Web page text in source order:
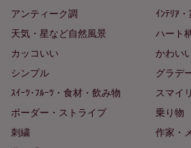
アンティーク調
ｲﾝﾃﾘｱ
天気・星など自然風景
ハート
カッコいい
かわい
シンプル
グラデ
ｽｲｰﾂ･ﾌﾙｰﾂ・食材・飲み物
スマイ
ボーダー・ストライプ
乗り物
刺繍
作家・